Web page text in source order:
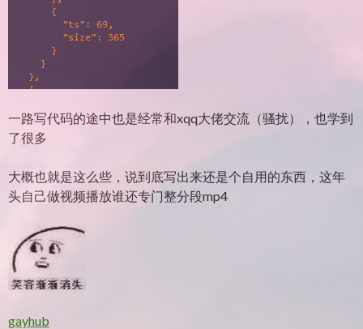
一路写代码的途中也是经常和xqq大佬交流（骚扰），也学到
了很多
大概也就是这么些，说到底写出来还是个自用的东西，这年
头自己做视频播放谁还专门整分段mp4
gayhub